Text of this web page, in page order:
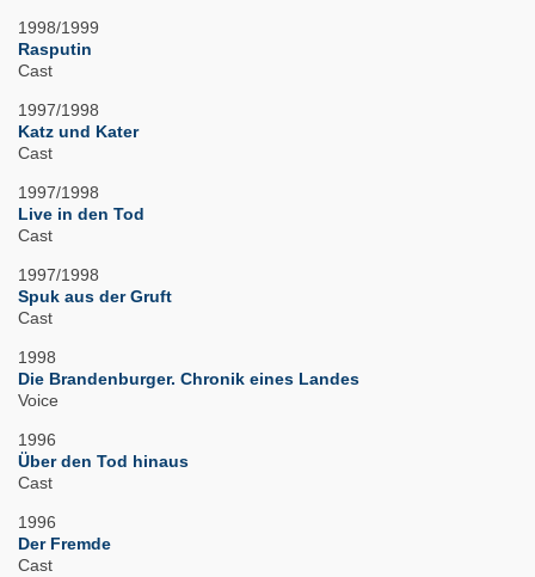
1998/1999
Rasputin
Cast
1997/1998
Katz und Kater
Cast
1997/1998
Live in den Tod
Cast
1997/1998
Spuk aus der Gruft
Cast
1998
Die Brandenburger. Chronik eines Landes
Voice
1996
Über den Tod hinaus
Cast
1996
Der Fremde
Cast